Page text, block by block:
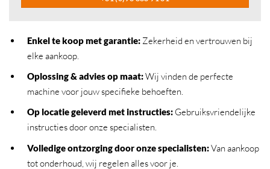
Enkel te koop met garantie:Zekerheid en vertrouwen bij
elke aankoop.
Oplossing & advies op maat:Wij vinden de perfecte
machine voor jouw specifieke behoeften.
Op locatie geleverd met instructies:Gebruiksvriendelijke
instructies door onze specialisten.
Volledige ontzorging door onze specialisten:Van aankoop
tot onderhoud, wij regelen alles voor je.